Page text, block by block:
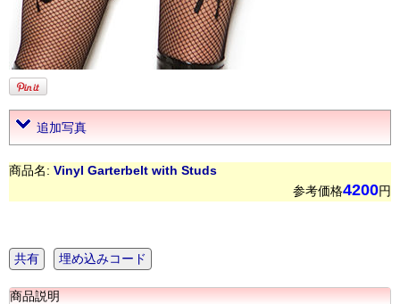
追加写真
商品名: Vinyl Garterbelt with Studs
参考価格4200円
共有 埋め込みコード
商品説明